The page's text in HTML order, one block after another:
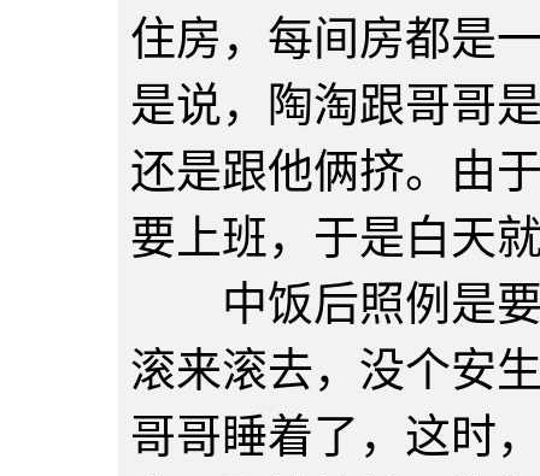
住房，每间房都是
是说，陶淘跟哥哥
还是跟他俩挤。由
要上班，于是白天
中饭后照例是要
滚来滚去，没个安
哥哥睡着了，这时